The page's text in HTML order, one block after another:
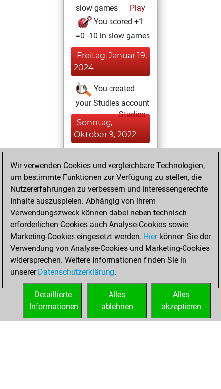
slow games
Play
You scored +1
=0 -10 in slow games
Freitag, Januar 19,
2024
You created
your Studies account
Studies
Sonntag,
Oktober 9, 2022
BeautyScore of 2
Fritz
achieved a new Elo
of 1573
Dienstag,
September 27,
2022
You created
your Fritz account
Wir verwenden Cookies und vergleichbare Technologien,
um bestimmte Funktionen zur Verfügung zu stellen, die
Nutzererfahrungen zu verbessern und interessengerechte
Inhalte auszuspielen. Abhängig von ihrem
Verwendungszweck können dabei neben technisch
erforderlichen Cookies auch Analyse-Cookies sowie
Marketing-Cookies eingesetzt werden. Hierkönnen Sie der
Verwendung von Analyse-Cookies und Marketing-Cookies
widersprechen. Weitere Informationen finden Sie in
unserer Datenschutzerklärung.
Alles
akzeptieren
Alles
ablehnen
Detaillierte
Informationen